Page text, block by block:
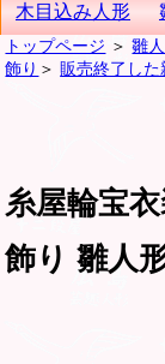
木目込み人形
トップページ ＞雛
飾り ＞ 販売終了した
糸屋輪宝
飾り 雛人